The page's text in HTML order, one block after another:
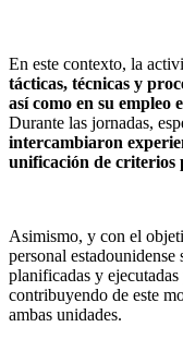
En este contexto, la
tácticas, técnicas y
así como en su empleo
Durante las jornadas,
intercambiaron
unificación de criterios
Asimismo, y con el
personal
planificadas y
contribuyendo de este
ambas unidades.